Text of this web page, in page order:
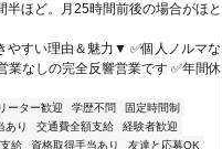
ほど。月25時間前後の場合がほと
い理由＆魅力▼ ✅個人ノルマな
業なしの完全反響営業です ✅年間休
ーター歓迎 学歴不問
固定時間制
あり 交通費全額支給
経験者歓迎
給 資格取得手当あり 友達と応募OK